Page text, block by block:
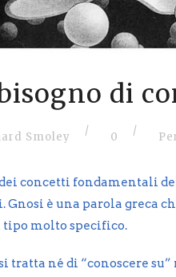
di
Smoley / 0 /
concetti fondamentali
Gnosi è una parola greca
tipo molto specifico.
tratta né di “conoscere su”